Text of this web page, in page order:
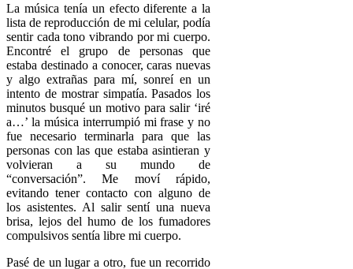
La música tenía un efecto diferente a la
lista de reproducción de mi celular, podía
sentir cada tono vibrando por mi cuerpo.
Encontré el grupo de personas que
estaba destinado a conocer, caras nuevas
y algo extrañas para mí, sonreí en un
intento de mostrar simpatía. Pasados los
minutos busqué un motivo para salir ‘iré
a…’ la música interrumpió mi frase y no
fue necesario terminarla para que las
personas con las que estaba asintieran y
volvieran a su mundo de
“conversación”. Me moví rápido,
evitando tener contacto con alguno de
los asistentes. Al salir sentí una nueva
brisa, lejos del humo de los fumadores
compulsivos sentía libre mi cuerpo.
Pasé de un lugar a otro, fue un recorrido